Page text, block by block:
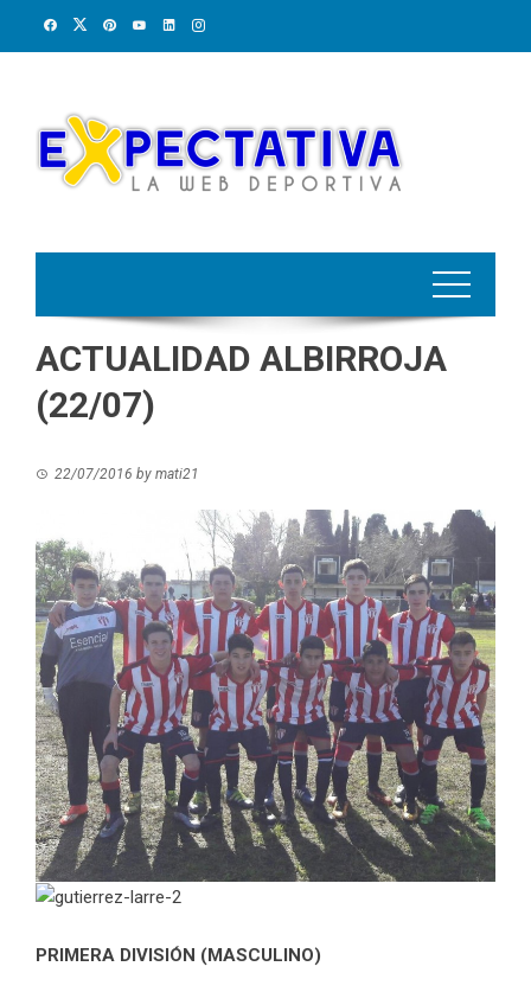
ACTUALIDAD ALBIRROJA
(22/07)
22/07/2016 by mati21
PRIMERA DIVISIÓN (MASCULINO)